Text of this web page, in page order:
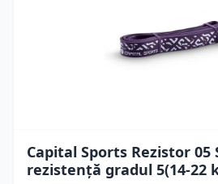
Capital Sports Rezistor 05
rezistență gradul 5(14-22